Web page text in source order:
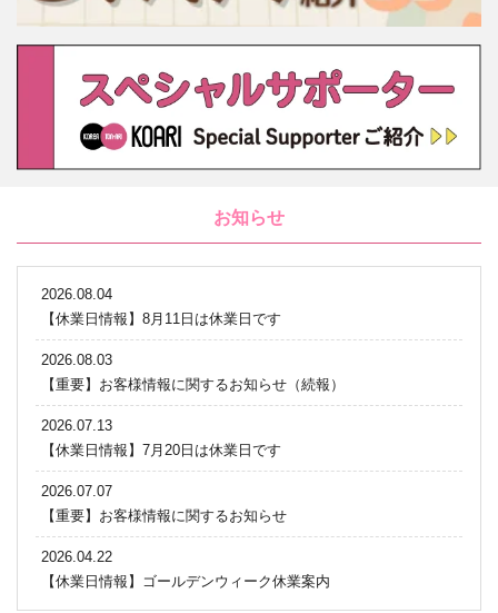
お知らせ
2026.08.04
【休業日情報】8月11日は休業日です
2026.08.03
【重要】お客様情報に関するお知らせ（続報）
2026.07.13
【休業日情報】7月20日は休業日です
2026.07.07
【重要】お客様情報に関するお知らせ
2026.04.22
【休業日情報】ゴールデンウィーク休業案内